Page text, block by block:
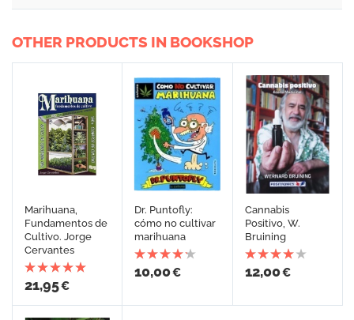
OTHER PRODUCTS IN BOOKSHOP
Marihuana,
Fundamentos de
Cultivo. Jorge
Cervantes
21,95€
Dr. Puntofly:
cómo no cultivar
marihuana
10,00€
Cannabis
Positivo, W.
Bruining
12,00€